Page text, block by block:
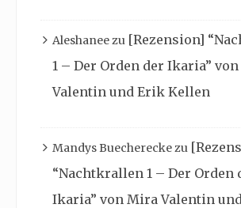
Aleshaneezu [Rezension]
1 – Der Orden der Ikaria”
Valentin und Erik Kellen
Mandys Buechereckezu
“Nachtkrallen 1 – Der Orden
Ikaria” von Mira Valentin